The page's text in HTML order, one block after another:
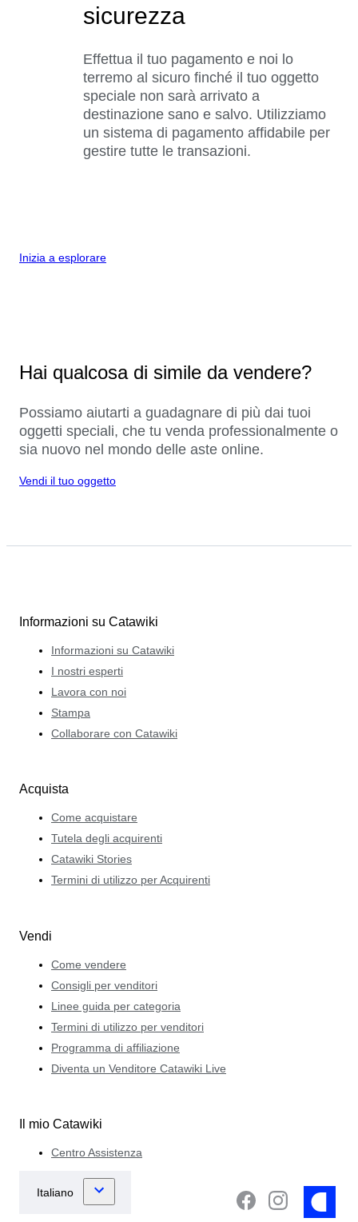
sicurezza
Effettua il tuo pagamento e noi lo
terremo al sicuro finché il tuo oggetto
speciale non sarà arrivato a
destinazione sano e salvo. Utilizziamo
un sistema di pagamento affidabile per
gestire tutte le transazioni.
Inizia a esplorare
Hai qualcosa di simile da vendere?
Possiamo aiutarti a guadagnare di più dai tuoi
oggetti speciali, che tu venda professionalmente o
sia nuovo nel mondo delle aste online.
Vendi il tuo oggetto
Informazioni su Catawiki
Informazioni su Catawiki
I nostri esperti
Lavora con noi
Stampa
Collaborare con Catawiki
Acquista
Come acquistare
Tutela degli acquirenti
Catawiki Stories
Termini di utilizzo per Acquirenti
Vendi
Come vendere
Consigli per venditori
Linee guida per categoria
Termini di utilizzo per venditori
Programma di affiliazione
Diventa un Venditore Catawiki Live
Il mio Catawiki
Centro Assistenza